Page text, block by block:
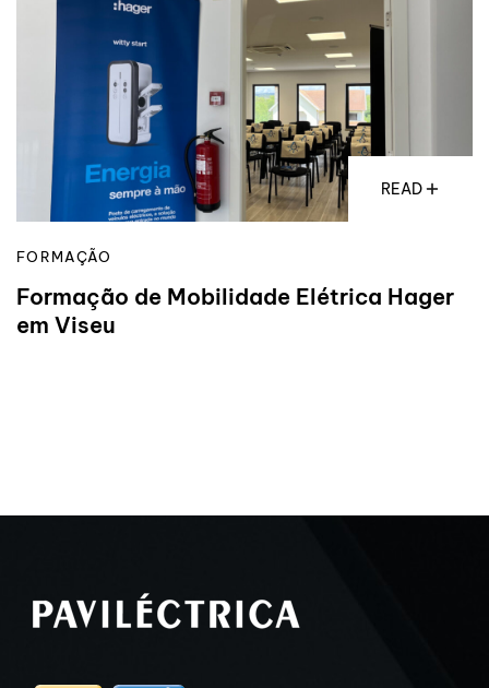
READ
FORMAÇÃO
Formação de Mobilidade Elétrica Hager
em Viseu